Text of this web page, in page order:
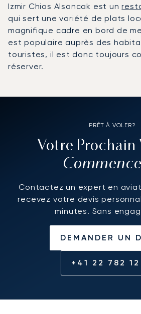
Izmir Chios Alsancak est un
qui sert une variété de plats
magnifique cadre en bord de
est populaire auprès des
touristes, il est donc toujours
réserver.
PRÊT À VOLER?
Votre Prochain
Contactez un expert en
recevez votre devis
minutes. Sans
DEMANDER UN
+41 22 782 12